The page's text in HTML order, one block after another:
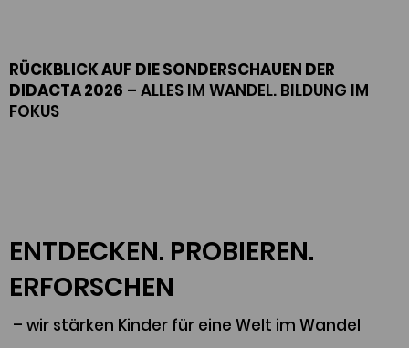
RÜCKBLICK AUF DIE SONDERSCHAUEN DER
DIDACTA 2026 – ALLES IM WANDEL. BILDUNG IM
FOKUS
ENTDECKEN. PROBIEREN.
ERFORSCHEN
– wir stärken Kinder für eine Welt im Wandel